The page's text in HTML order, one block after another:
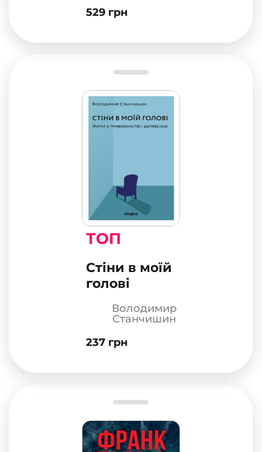
529 грн
ТОП
Стіни в моїй
голові
Володимир
Станчишин
237 грн